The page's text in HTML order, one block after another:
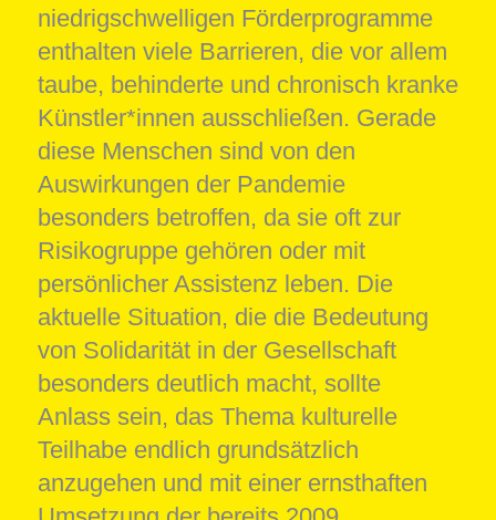
niedrigschwelligen Förderprogramme
enthalten viele Barrieren, die vor allem
taube, behinderte und chronisch kranke
Künstler*innen ausschließen. Gerade
diese Menschen sind von den
Auswirkungen der Pandemie
besonders betroffen, da sie oft zur
Risikogruppe gehören oder mit
persönlicher Assistenz leben. Die
aktuelle Situation, die die Bedeutung
von Solidarität in der Gesellschaft
besonders deutlich macht, sollte
Anlass sein, das Thema kulturelle
Teilhabe endlich grundsätzlich
anzugehen und mit einer ernsthaften